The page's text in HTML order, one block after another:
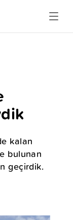
kalan
bulunan
geçirdik.